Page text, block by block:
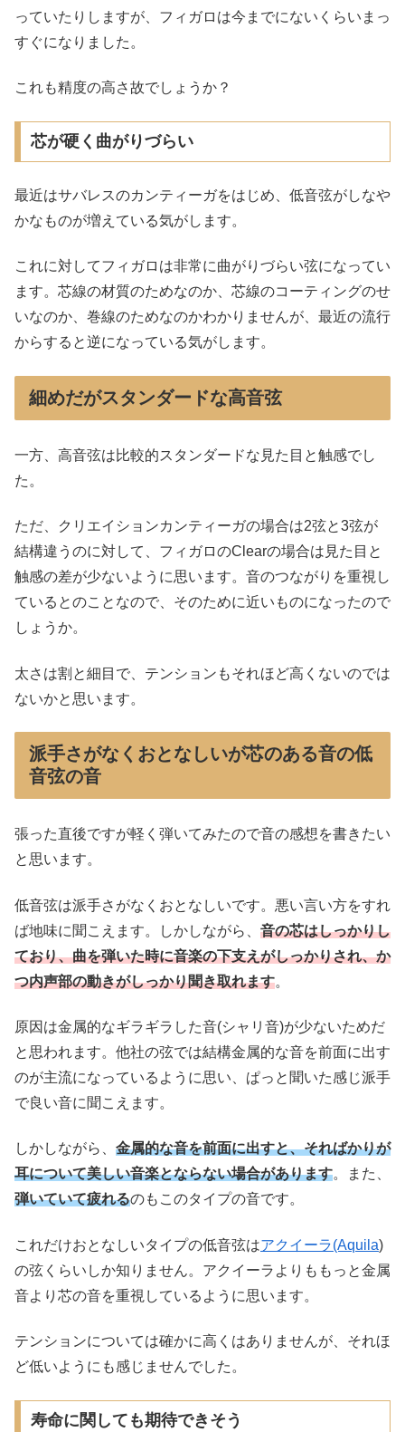
っていたりしますが、フィガロは今までにないくらいまっ
すぐになりました。
これも精度の高さ故でしょうか？
芯が硬く曲がりづらい
最近はサバレスのカンティーガをはじめ、低音弦がしなや
かなものが増えている気がします。
これに対してフィガロは非常に曲がりづらい弦になってい
ます。芯線の材質のためなのか、芯線のコーティングのせ
いなのか、巻線のためなのかわかりませんが、最近の流行
からすると逆になっている気がします。
細めだがスタンダードな高音弦
一方、高音弦は比較的スタンダードな見た目と触感でし
た。
ただ、クリエイションカンティーガの場合は2弦と3弦が
結構違うのに対して、フィガロのClearの場合は見た目と
触感の差が少ないように思います。音のつながりを重視し
ているとのことなので、そのために近いものになったので
しょうか。
太さは割と細目で、テンションもそれほど高くないのでは
ないかと思います。
派手さがなくおとなしいが芯のある音の低
音弦の音
張った直後ですが軽く弾いてみたので音の感想を書きたい
と思います。
低音弦は派手さがなくおとなしいです。悪い言い方をすれ
ば地味に聞こえます。しかしながら、 音の芯はしっかりし
ており、曲を弾いた時に音楽の下支えがしっかりされ、か
つ内声部の動きがしっかり聞き取れます。
原因は金属的なギラギラした音(シャリ音)が少ないためだ
と思われます。他社の弦では結構金属的な音を前面に出す
のが主流になっているように思い、ぱっと聞いた感じ派手
で良い音に聞こえます。
しかしながら、 金属的な音を前面に出すと、そればかりが
耳について美しい音楽とならない場合があります。また、
弾いていて疲れるのもこのタイプの音です。
これだけおとなしいタイプの低音弦はアクイーラ(Aquila)
の弦くらいしか知りません。アクイーラよりももっと金属
音より芯の音を重視しているように思います。
テンションについては確かに高くはありませんが、それほ
ど低いようにも感じませんでした。
寿命に関しても期待できそう